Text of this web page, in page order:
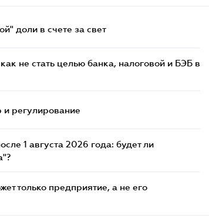
доли в счете за свет
не стать целью банка, налоговой и БЭБ в
и регулирование
1 августа 2026 года: будет ли
только предприятие, а не его